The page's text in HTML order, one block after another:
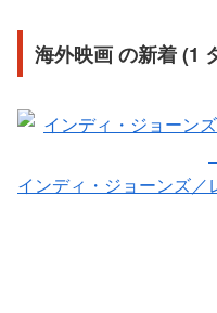
海外映画 の新着 (1
インディ・ジョーンズ